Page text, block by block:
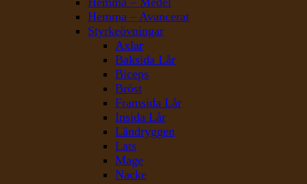
Hemma – Avancerat
Styrkeövningar
Axlar
Baksida Lår
Biceps
Bröst
Framsida Lår
Insida Lår
Ländryggen
Lats
Mage
Nacke